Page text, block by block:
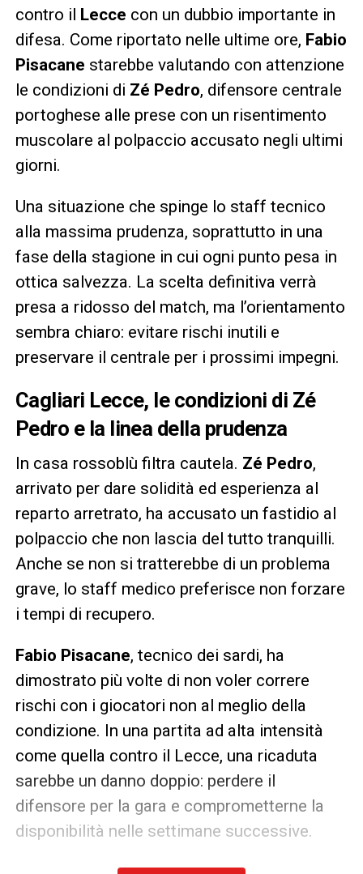
contro il Lecce con un dubbio importante in
difesa. Come riportato nelle ultime ore, Fabio
Pisacane starebbe valutando con attenzione
le condizioni di Zé Pedro, difensore centrale
portoghese alle prese con un risentimento
muscolare al polpaccio accusato negli ultimi
giorni.
Una situazione che spinge lo staff tecnico
alla massima prudenza, soprattutto in una
fase della stagione in cui ogni punto pesa in
ottica salvezza. La scelta definitiva verrà
presa a ridosso del match, ma l’orientamento
sembra chiaro: evitare rischi inutili e
preservare il centrale per i prossimi impegni.
Cagliari Lecce, le condizioni di Zé
Pedro e la linea della prudenza
In casa rossoblù filtra cautela. Zé Pedro,
arrivato per dare solidità ed esperienza al
reparto arretrato, ha accusato un fastidio al
polpaccio che non lascia del tutto tranquilli.
Anche se non si tratterebbe di un problema
grave, lo staff medico preferisce non forzare
i tempi di recupero.
Fabio Pisacane, tecnico dei sardi, ha
dimostrato più volte di non voler correre
rischi con i giocatori non al meglio della
condizione. In una partita ad alta intensità
come quella contro il Lecce, una ricaduta
sarebbe un danno doppio: perdere il
difensore per la gara e comprometterne la
disponibilità nelle settimane successive.